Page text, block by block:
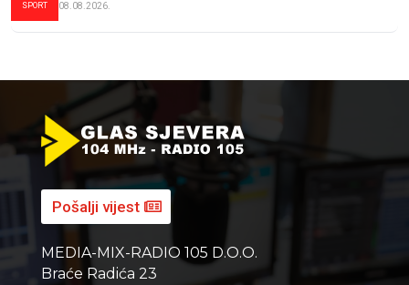
SPORT 08.08.2026.
Pošalji vijest
MEDIA-MIX-RADIO 105 D.O.O.
Braće Radića 23